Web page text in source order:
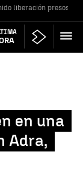
liberación presos
en una
Adra,